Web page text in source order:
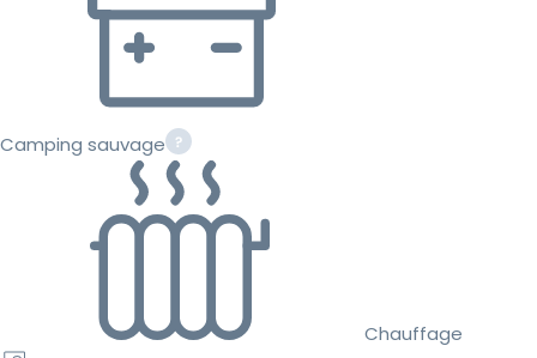
Camping sauvage
Chauffage